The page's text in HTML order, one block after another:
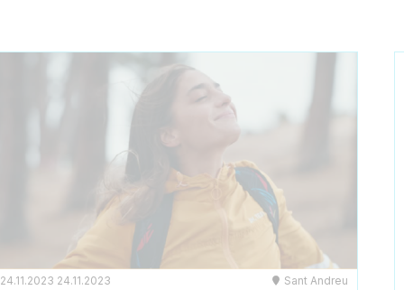
24.11.2023 24.11.2023 Sant Andreu